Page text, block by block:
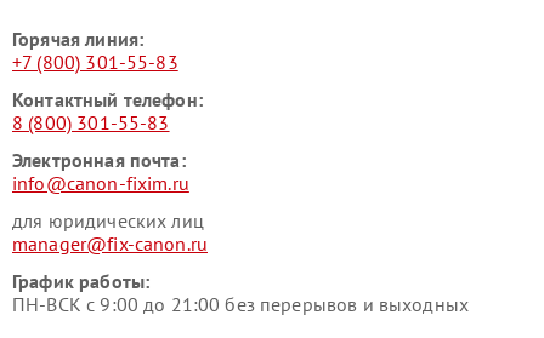
Горячая линия:
+7 (800) 301-55-83
Контактный телефон:
8 (800) 301-55-83
Электронная почта:
info@canon-fixim.ru
для юридических лиц
manager@fix-canon.ru
График работы:
ПН-ВСК с 9:00 до 21:00 без перерывов и выходных